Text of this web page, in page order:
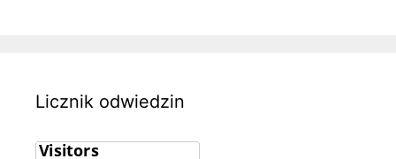
Licznik odwiedzin